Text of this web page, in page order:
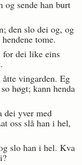
og sende han burt
den slo dei og, og
tome.
for dei like eins
vingarden. Eg
høgt; kann henda
dei yver med
oss slå han i hel,
slo han i hel. Kva